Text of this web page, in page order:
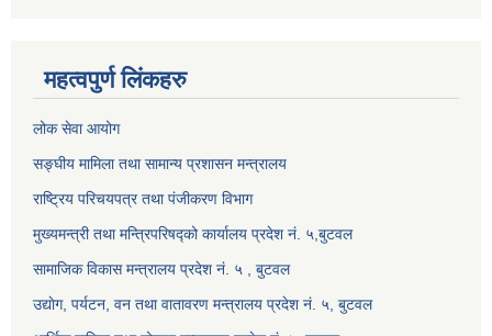
महत्वपुर्ण लिंकहरु
लोक सेवा आयोग
सङ्घीय मामिला तथा सामान्य प्रशासन मन्त्रालय
राष्ट्रिय परिचयपत्र तथा पंजीकरण विभाग
मुख्यमन्त्री तथा मन्त्रिपरिषद्को कार्यालय प्रदेश नं. ५,बुटवल
सामाजिक विकास मन्त्रालय प्रदेश नं. ५ , बुटवल
उद्याेग, पर्यटन, वन तथा वातावरण मन्त्रालय प्रदेश नं. ५, बुटवल